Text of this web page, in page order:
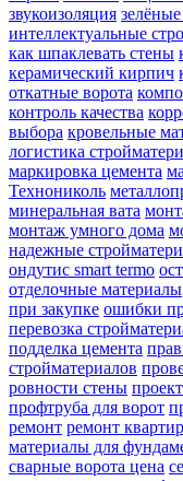
звукоизоляция
интеллектуальные
как шпаклевать стены
керамический кирпич
откатные ворота
контроль качества
выбора кровельные
логистика
маркировка цемента
Технониколь
минеральная вата
монтаж умного дома
надежные
ондутис smart termo
отделочные материалы
при закупке ошибки
перевозка
подделка цемента
стройматериалов
ровности стены
профтруба для ворот
ремонт ремонт
материалы для
сварные ворота цена